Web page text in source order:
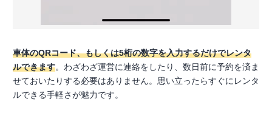
車体のQRコード、もしくは5桁の数字を入力するだけでレンタ
ルできます。わざわざ運営に連絡をしたり、数日前に予約を済ま
せておいたりする必要はありません。思い立ったらすぐにレンタ
ルできる手軽さが魅力です。